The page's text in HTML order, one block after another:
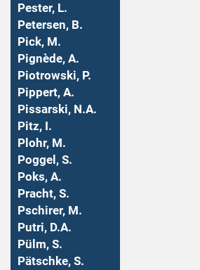
Pester, L.
Petersen, B.
Pick, M.
Pignède, A.
Piotrowski, P.
Pippert, A.
Pissarski, N.A.
Pitz, I.
Plohr, M.
Poggel, S.
Poks, A.
Pracht, S.
Pschirer, M.
Putri, D.A.
Pülm, S.
Pätschke, S.